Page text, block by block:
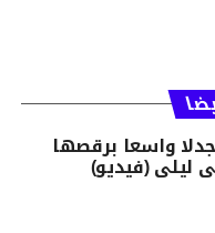
واسعا برقصها
ليلى (فيديو)